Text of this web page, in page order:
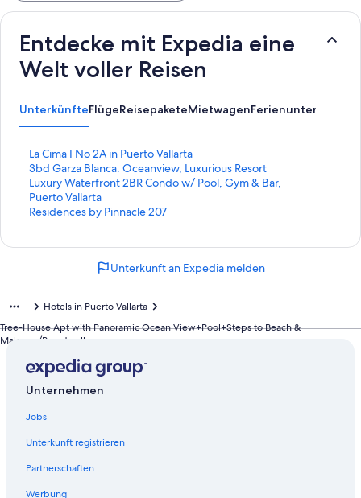
Entdecke mit Expedia eine
Welt voller Reisen
UnterkünfteFlügeReisepaketeMietwagenFerienunterkünfte
La Cima I No 2A in Puerto Vallarta
L
i
n
k
,
i
o
e
n
d
e
e
t
3bd Garza Blanca: Oceanview, Luxurious Resort
L
i
n
k
d
e
f
g
e
n
d
S
i
Luxury Waterfront 2BR Condo w/ Pool, Gym & Bar,
Puerto Vallarta
L
i
n
r
e
l
g
e
n
e
e
Residences by Pinnacle 207
L
d
d
f
o
l
g
n
e
Unterkunft an Expedia melden
Hotels in Puerto Vallarta
Tree-House Apt with Panoramic Ocean View+Pool+Steps to Beach &
Malecon/Boardwalk
Unternehmen
Jobs
Unterkunft registrieren
Partnerschaften
Werbung